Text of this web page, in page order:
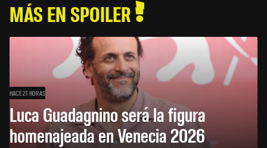
MÁS EN SPOILER
HACE 21 HORAS
Luca Guadagnino será la figura
homenajeada en Venecia 2026